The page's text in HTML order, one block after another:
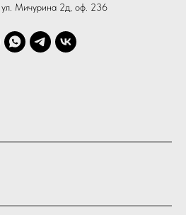
ул. Мичурина 2д, оф. 236